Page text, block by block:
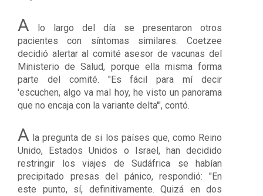
A lo largo del día se presentaron otros
pacientes con síntomas similares. Coetzee
decidió alertar al comité asesor de vacunas del
Ministerio de Salud, porque ella misma forma
parte del comité. "Es fácil para mí decir
'escuchen, algo va mal hoy, he visto un panorama
que no encaja con la variante delta'", contó.
A la pregunta de si los países que, como Reino
Unido, Estados Unidos o Israel, han decidido
restringir los viajes de Sudáfrica se habían
precipitado presas del pánico, respondió: "En
este punto, sí, definitivamente. Quizá en dos